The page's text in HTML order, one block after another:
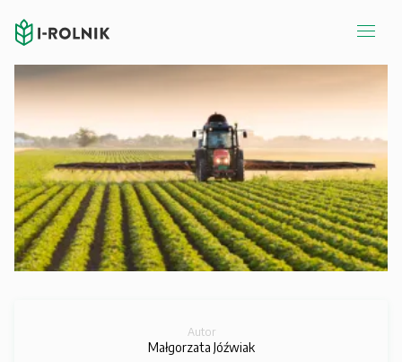
Autor
Małgorzata Jóźwiak